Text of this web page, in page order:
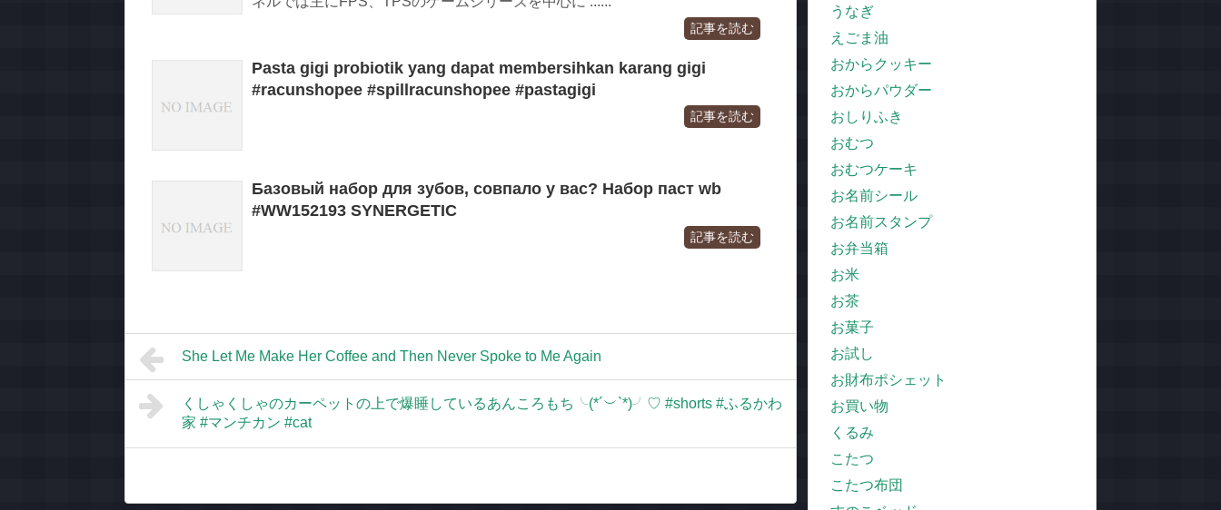
記事を読む
Pasta gigi probiotik yang dapat membersihkan karang gigi
#racunshopee #spillracunshopee #pastagigi
記事を読む
Базовый набор для зубов, совпало у вас? Набор паст wb
#WW152193 SYNERGETIC
記事を読む
She Let Me Make Her Coffee and Then Never Spoke to Me Again
くしゃくしゃのカーペットの上で爆睡しているあんころもち╰(*´︶`*)╯♡ #shorts #ふるかわ
家 #マンチカン #cat
うなぎ
えごま油
おからクッキー
おからパウダー
おしりふき
おむつ
おむつケーキ
お名前シール
お名前スタンプ
お弁当箱
お米
お茶
お菓子
お試し
お財布ポシェット
お買い物
くるみ
こたつ
こたつ布団